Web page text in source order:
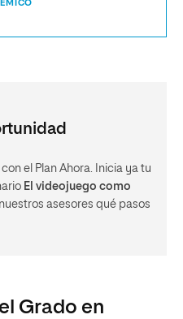
el Plan Ahora. Inicia ya tu
El videojuego como
asesores qué pasos
Grado en